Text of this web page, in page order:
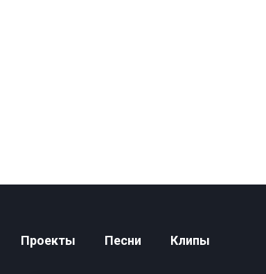
Проекты Песни Клипы